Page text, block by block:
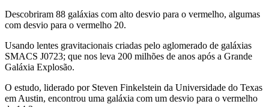
Descobriram 88 galáxias com alto desvio para o vermelho, algumas
com desvio para o vermelho 20.
Usando lentes gravitacionais criadas pelo aglomerado de galáxias
SMACS J0723; que nos leva 200 milhões de anos após a Grande
Galáxia Explosão.
O estudo, liderado por Steven Finkelstein da Universidade do Texas
em Austin, encontrou uma galáxia com um desvio para o vermelho